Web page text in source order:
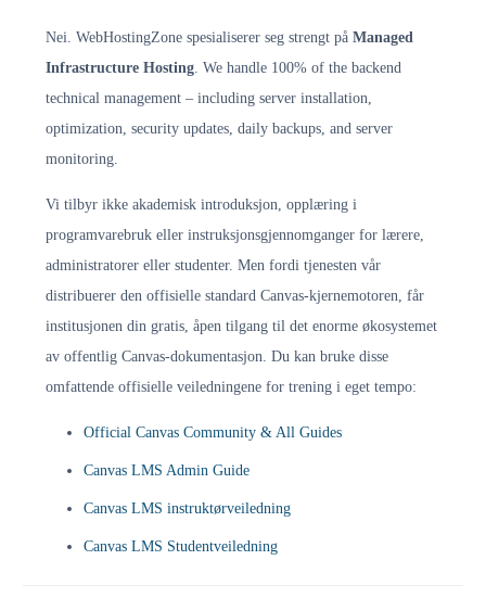
Nei. WebHostingZone spesialiserer seg strengt på Managed
Infrastructure Hosting. We handle 100% of the backend
technical management – including server installation,
optimization, security updates, daily backups, and server
monitoring.
Vi tilbyr ikke akademisk introduksjon, opplæring i
programvarebruk eller instruksjonsgjennomganger for lærere,
administratorer eller studenter. Men fordi tjenesten vår
distribuerer den offisielle standard Canvas-kjernemotoren, får
institusjonen din gratis, åpen tilgang til det enorme økosystemet
av offentlig Canvas-dokumentasjon. Du kan bruke disse
omfattende offisielle veiledningene for trening i eget tempo:
Official Canvas Community & All Guides
Canvas LMS Admin Guide
Canvas LMS instruktørveiledning
Canvas LMS Studentveiledning